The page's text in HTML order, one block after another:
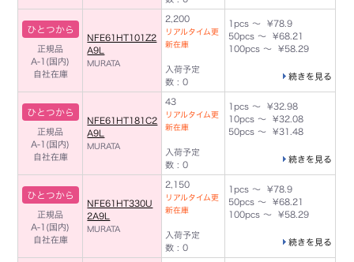
ひとつから
正規品
A-1(国内)
自社在庫
NFE61HT101Z2
A9L
MURATA
2,200
リアルタイム更
新在庫
入荷予定
数 : 0
1pcs ～ ¥78.9
50pcs ～ ¥68.21
100pcs ～ ¥58.29
続きを見る
ひとつから
正規品
A-1(国内)
自社在庫
NFE61HT181C2
A9L
MURATA
43
リアルタイム更
新在庫
入荷予定
数 : 0
1pcs ～ ¥32.98
10pcs ～ ¥32.08
50pcs ～ ¥31.48
続きを見る
ひとつから
正規品
A-1(国内)
自社在庫
NFE61HT330U
2A9L
MURATA
2,150
リアルタイム更
新在庫
入荷予定
数 : 0
1pcs ～ ¥78.9
50pcs ～ ¥68.21
100pcs ～ ¥58.29
続きを見る